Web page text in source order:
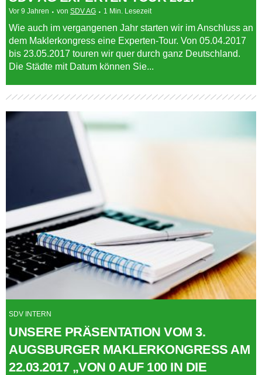
Vor 9 Jahren von SDV AG 1 Min. Lesezeit
Wie auch im vergangenen Jahr starten wir im Anschluss an
dem Maklerkongress eine Experten-Tour. Von 05.04.2017
bis 23.05.2017 touren wir quer durch ganz Deutschland.
Die Städte mit Datum können Sie...
SDV INTERN
UNSERE PRÄSENTATION VOM 3.
AUGSBURGER MAKLERKONGRESS AM
22.03.2017 „VON 0 AUF 100 IN DIE